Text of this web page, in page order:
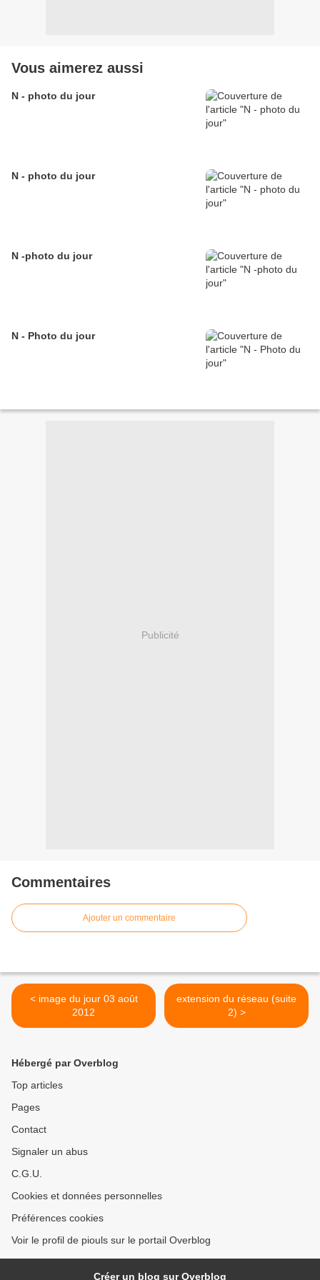
Vous aimerez aussi
N - photo du jour
N - photo du jour
N -photo du jour
N - Photo du jour
Publicité
Commentaires
Ajouter un commentaire
< image du jour 03 août
2012
extension du réseau (suite
2) >
Hébergé par Overblog
Top articles
Pages
Contact
Signaler un abus
C.G.U.
Cookies et données personnelles
Préférences cookies
Voir le profil de piouls sur le portail Overblog
Créer un blog sur Overblog